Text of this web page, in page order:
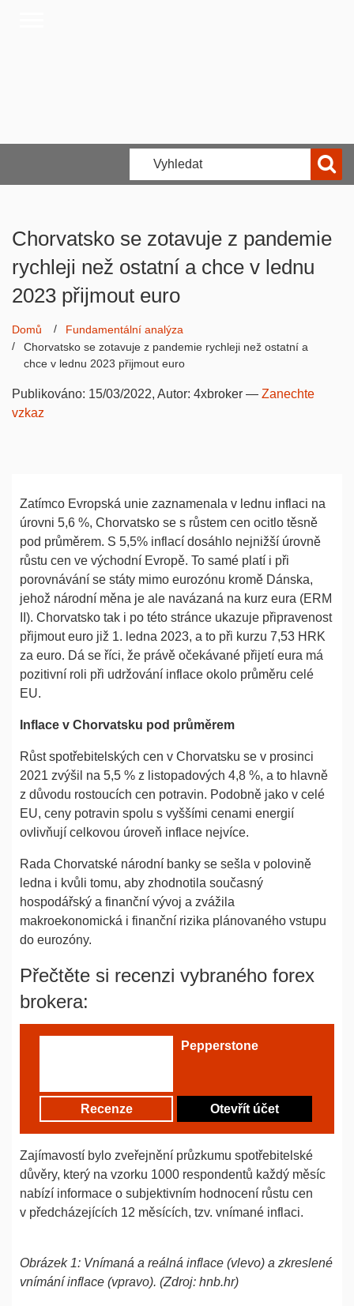
Chorvatsko se zotavuje z pandemie
rychleji než ostatní a chce v lednu
2023 přijmout euro
Domů
Fundamentální analýza
Chorvatsko se zotavuje z pandemie rychleji než ostatní a
chce v lednu 2023 přijmout euro
Publikováno: 15/03/2022, Autor: 4xbroker — Zanechte
vzkaz
Zatímco Evropská unie zaznamenala v lednu inflaci na
úrovni 5,6 %, Chorvatsko se s růstem cen ocitlo těsně
pod průměrem. S 5,5% inflací dosáhlo nejnižší úrovně
růstu cen ve východní Evropě. To samé platí i při
porovnávání se státy mimo eurozónu kromě Dánska,
jehož národní měna je ale navázaná na kurz eura (ERM
II). Chorvatsko tak i po této stránce ukazuje připravenost
přijmout euro již 1. ledna 2023, a to při kurzu 7,53 HRK
za euro. Dá se říci, že právě očekávané přijetí eura má
pozitivní roli při udržování inflace okolo průměru celé
EU.
Inflace v Chorvatsku pod průměrem
Růst spotřebitelských cen v Chorvatsku se v prosinci
2021 zvýšil na 5,5 % z listopadových 4,8 %, a to hlavně
z důvodu rostoucích cen potravin. Podobně jako v celé
EU, ceny potravin spolu s vyššími cenami energií
ovlivňují celkovou úroveň inflace nejvíce.
Rada Chorvatské národní banky se sešla v polovině
ledna i kvůli tomu, aby zhodnotila současný
hospodářský a finanční vývoj a zvážila
makroekonomická i finanční rizika plánovaného vstupu
do eurozóny.
Přečtěte si recenzi vybraného forex
brokera:
Pepperstone
Recenze Otevřít účet
Zajímavostí bylo zveřejnění průzkumu spotřebitelské
důvěry, který na vzorku 1000 respondentů každý měsíc
nabízí informace o subjektivním hodnocení růstu cen
v předcházejících 12 měsících, tzv. vnímané inflaci.
Obrázek 1: Vnímaná a reálná inflace (vlevo) a zkreslené
vnímání inflace (vpravo). (Zdroj: hnb.hr)